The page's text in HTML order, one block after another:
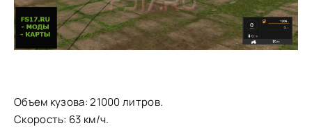
Объем кузова: 21000 литров.
Скорость: 63 км/ч.